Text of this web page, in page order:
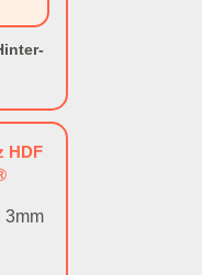
HDF
3mm